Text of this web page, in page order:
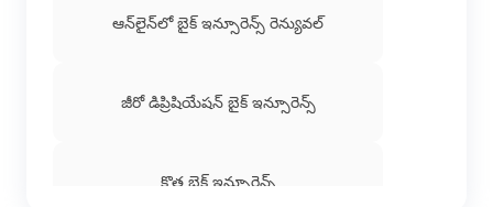
ఆన్​లైన్​లో బైక్​ ఇన్సూరెన్స్​ రెన్యువల్
జీరో డిప్రిషియేషన్ బైక్ ఇన్సూరెన్స్
కొత్త బైక్ ఇన్సూరెన్స్